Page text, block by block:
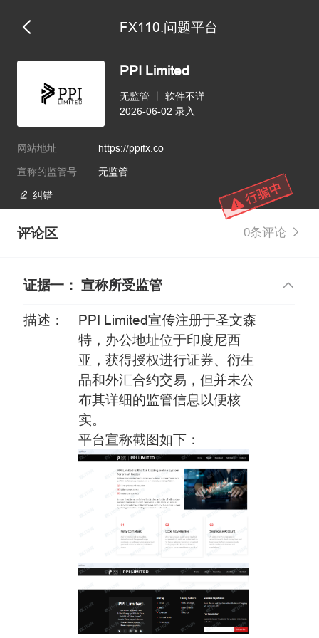
FX110.问题平台
PPI Limited
无监管
软件不详
2026-06-02 录入
网站地址 https://ppifx.co
宣称的监管号 无监管
纠错
评论区 0条评论
证据一： 宣称所受监管
描述：
PPI Limited宣传注册于圣文森
特，办公地址位于印度尼西
亚，获得授权进行证券、衍生
品和外汇合约交易，但并未公
布其详细的监管信息以便核
实。
平台宣称截图如下：